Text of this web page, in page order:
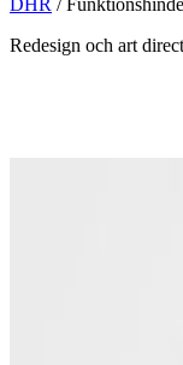
DHR /
Redesign och art